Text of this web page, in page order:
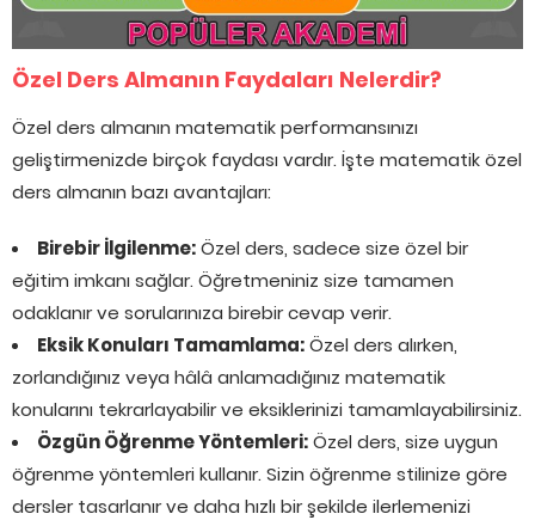
Özel Ders Almanın Faydaları Nelerdir?
Özel ders almanın matematik performansınızı
geliştirmenizde birçok faydası vardır. İşte matematik özel
ders almanın bazı avantajları:
Birebir İlgilenme:Özel ders, sadece size özel bir
eğitim imkanı sağlar. Öğretmeniniz size tamamen
odaklanır ve sorularınıza birebir cevap verir.
Eksik Konuları Tamamlama:Özel ders alırken,
zorlandığınız veya hâlâ anlamadığınız matematik
konularını tekrarlayabilir ve eksiklerinizi tamamlayabilirsiniz.
Özgün Öğrenme Yöntemleri:Özel ders, size uygun
öğrenme yöntemleri kullanır. Sizin öğrenme stilinize göre
dersler tasarlanır ve daha hızlı bir şekilde ilerlemenizi